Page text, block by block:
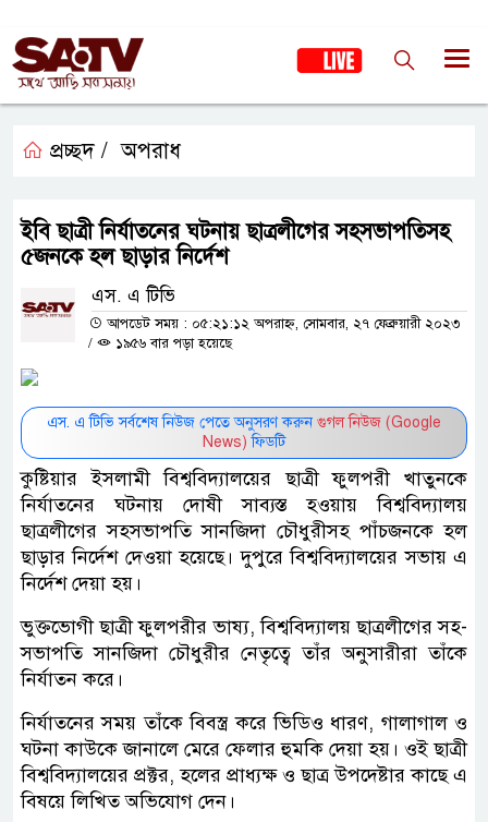
প্রচ্ছদ / অপরাধ
ইবি ছাত্রী নির্যাতনের ঘটনায় ছাত্রলীগের সহসভাপতিসহ
৫জনকে হল ছাড়ার নির্দেশ
এস. এ টিভি
আপডেট সময় : ০৫:২১:১২ অপরাহ্ন, সোমবার, ২৭ ফেব্রুয়ারী ২০২৩
/
১৯৫৬ বার পড়া হয়েছে
এস. এ টিভি সর্বশেষ নিউজ পেতে অনুসরণ করুন গুগল নিউজ (Google
News) ফিডটি
কুষ্টিয়ার ইসলামী বিশ্ববিদ্যালয়ের ছাত্রী ফুলপরী খাতুনকে
নির্যাতনের ঘটনায় দোষী সাব্যস্ত হওয়ায় বিশ্ববিদ্যালয়
ছাত্রলীগের সহসভাপতি সানজিদা চৌধুরীসহ পাঁচজনকে হল
ছাড়ার নির্দেশ দেওয়া হয়েছে। দুপুরে বিশ্ববিদ্যালয়ের সভায় এ
নির্দেশ দেয়া হয়।
ভুক্তভোগী ছাত্রী ফুলপরীর ভাষ্য, বিশ্ববিদ্যালয় ছাত্রলীগের সহ-
সভাপতি সানজিদা চৌধুরীর নেতৃত্বে তাঁর অনুসারীরা তাঁকে
নির্যাতন করে।
নির্যাতনের সময় তাঁকে বিবস্ত্র করে ভিডিও ধারণ, গালাগাল ও
ঘটনা কাউকে জানালে মেরে ফেলার হুমকি দেয়া হয়। ওই ছাত্রী
বিশ্ববিদ্যালয়ের প্রক্টর, হলের প্রাধ্যক্ষ ও ছাত্র উপদেষ্টার কাছে এ
বিষয়ে লিখিত অভিযোগ দেন।